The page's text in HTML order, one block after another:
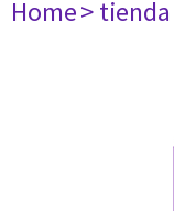
Home> tienda